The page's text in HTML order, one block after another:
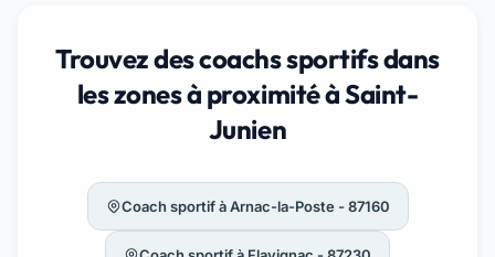
Trouvez des coachs sportifs dans
les zones à proximité à Saint-
Junien
Coach sportif à Arnac-la-Poste - 87160